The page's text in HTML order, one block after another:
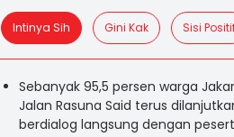
Intinya Sih Gini Kak Sisi
Sebanyak 95,5 persen warga
Jalan Rasuna Said terus
berdialog langsung dengan